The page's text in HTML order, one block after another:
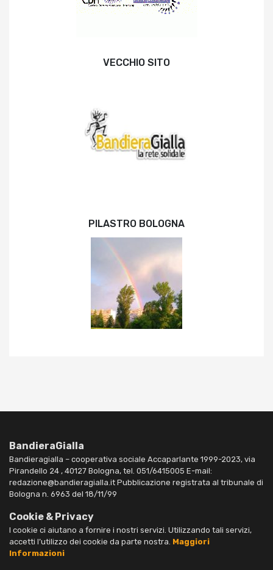
VECCHIO SITO
PILASTRO BOLOGNA
BandieraGialla
Bandieragialla – cooperativa sociale Accaparlante 1999-2023, via
Pirandello 24 , 40127 Bologna, tel. 051/6415005 E-mail:
redazione@bandieragialla.it Pubblicazione registrata al tribunale di
Bologna n. 6963 del 18/11/99
Cookie & Privacy
I cookie ci aiutano a fornire i nostri servizi. Utilizzando tali servizi,
accetti l’utilizzo dei cookie da parte nostra. Maggiori
Informazioni